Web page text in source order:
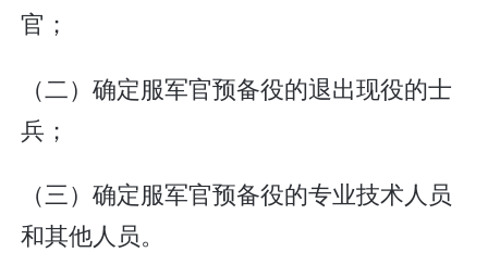
官；
（二）确定服军官预备役的退出现役的士
兵；
（三）确定服军官预备役的专业技术人员
和其他人员。